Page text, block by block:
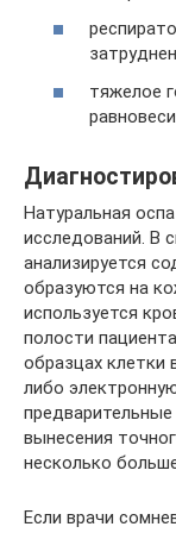
тяжелое
Натуральная
исследований. В
анализируется
образуются на
используется
полости
образцах клетки
либо
вынесения
несколько
Если врачи